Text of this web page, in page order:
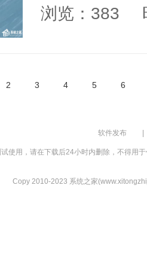
着小编一起来看看吧！...
浏览：383
2 3 4 5 6
软件发布
使用，请在下载后24小时内删除，不得用
Copy 2010-2023 系统之家